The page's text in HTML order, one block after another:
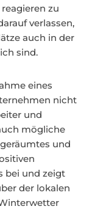
zu
verlassen,
auch in der
sind.
eines
nicht
und
mögliche
und
bei und zeigt
der lokalen